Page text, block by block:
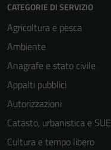
CATEGORIE DI SERVIZIO
Agricoltura e pesca
Ambiente
Anagrafe e stato civile
Appalti pubblici
Autorizzazioni
Catasto, urbanistica e SUE
Cultura e tempo libero